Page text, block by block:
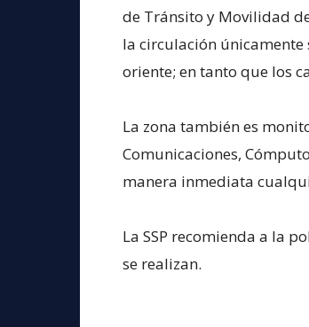
de Tránsito y Movilidad
la circulación únicamente
oriente; en tanto que los
La zona también es
Comunicaciones,
manera inmediata
La SSP recomienda a la
se realizan.